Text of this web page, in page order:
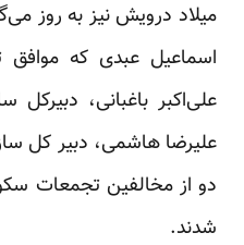
میلاد درویش نیز به روز
اسماعیل عبدی که موافق
علی‌اکبر باغبانی،
علیرضا هاشمی، دبیر کل
دو از مخالفین تجمعات
شدند.